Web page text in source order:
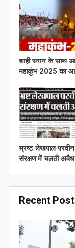
शाही स्नान के साथ
महाकुंभ 2025 का
भ्रष्ट लेखपाल
संरक्षण में चलती अवैध
Recent